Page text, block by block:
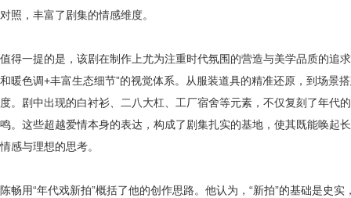
对照，丰富了剧集的情感维度。
值得一提的是，该剧在制作上尤为注重时代氛围的营造与美学品质的追
和暖色调+丰富生态细节”的视觉体系。从服装道具的精准还原，到场景
度。剧中出现的白衬衫、二八大杠、工厂宿舍等元素，不仅复刻了年代
鸣。这些超越爱情本身的表达，构成了剧集扎实的基地，使其既能唤起
情感与理想的思考。
陈畅用“年代戏新拍”概括了他的创作思路。他认为，“新拍”的基础是史